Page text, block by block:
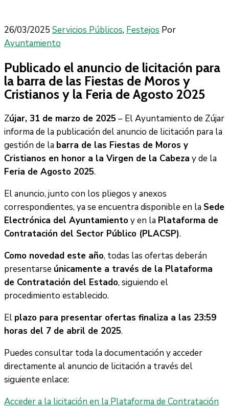
26/03/2025 Servicios Públicos‚ Festejos Por
Ayuntamiento
Publicado el anuncio de licitación para
la barra de las Fiestas de Moros y
Cristianos y la Feria de Agosto 2025
Zújar, 31 de marzo de 2025 – El Ayuntamiento de Zújar
informa de la publicación del anuncio de licitación para la
gestión de la barra de las Fiestas de Moros y
Cristianos en honor a la Virgen de la Cabeza y de la
Feria de Agosto 2025.
El anuncio, junto con los pliegos y anexos
correspondientes, ya se encuentra disponible en la Sede
Electrónica del Ayuntamientoy en la Plataforma de
Contratación del Sector Público (PLACSP).
Como novedad este año, todas las ofertas deberán
presentarse únicamente a través de la Plataforma
de Contratación del Estado, siguiendo el
procedimiento establecido.
El plazo para presentar ofertas finaliza a las 23:59
horas del 7 de abril de 2025.
Puedes consultar toda la documentación y acceder
directamente al anuncio de licitación a través del
siguiente enlace:
Acceder a la licitación en la Plataforma de Contratación